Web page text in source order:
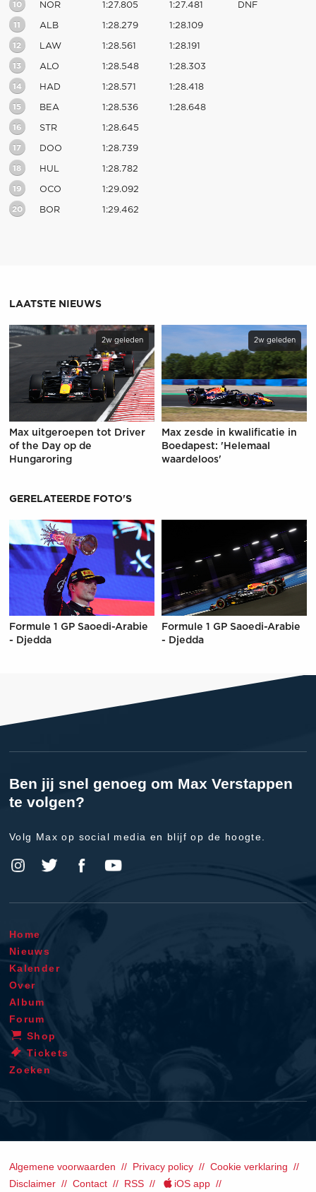
10 NOR 1:27.805 1:27.481 DNF
11 ALB 1:28.279 1:28.109
12 LAW 1:28.561 1:28.191
13 ALO 1:28.548 1:28.303
14 HAD 1:28.571 1:28.418
15 BEA 1:28.536 1:28.648
16 STR 1:28.645
17 DOO 1:28.739
18 HUL 1:28.782
19 OCO 1:29.092
20 BOR 1:29.462
LAATSTE NIEUWS
2w geleden
Max uitgeroepen tot Driver
of the Day op de
Hungaroring
2w geleden
Max zesde in kwalificatie in
Boedapest: 'Helemaal
waardeloos'
GERELATEERDE FOTO'S
Formule 1 GP Saoedi-Arabie
- Djedda
Formule 1 GP Saoedi-Arabie
- Djedda
Ben jij snel genoeg om Max Verstappen
te volgen?
Volg Max op social media en blijf op de hoogte.
Home
Nieuws
Kalender
Over
Album
Forum
Shop
Tickets
Zoeken
Algemene voorwaarden Privacy policy
Cookie verklaring
Disclaimer
Contact RSS iOS app